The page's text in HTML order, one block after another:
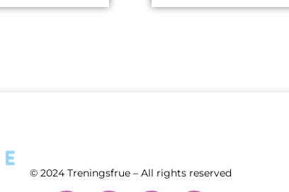
© 2024 Treningsfrue – All rights reserved